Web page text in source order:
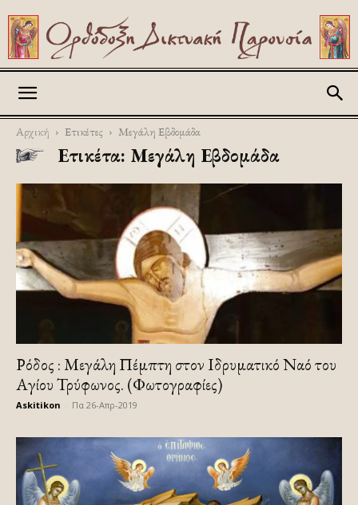
Αρχική Ετικέτες Μεγάλη Εβδομάδα
Ετικέτα: Μεγάλη Εβδομάδα
Ρόδος : Μεγάλη Πέμπτη στον Ιδρυματικό Ναό του
Αγίου Τρύφωνος. (Φωτογραφίες)
Askitikon Πα 26-Απρ-2019